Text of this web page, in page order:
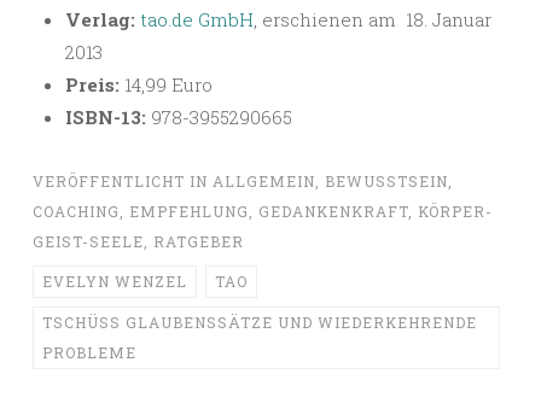
Verlag: tao.de GmbH, erschienen am 18. Januar
2013
Preis: 14,99 Euro
ISBN-13: 978-3955290665
VERÖFFENTLICHT IN ALLGEMEIN BEWUSSTSEIN
COACHING
EMPFEHLUNG GEDANKENKRAFT KÖRPER-
GEIST-SEELE
RATGEBER
EVELYN WENZEL TAO
TSCHÜSS GLAUBENSSÄTZE UND WIEDERKEHRENDE
PROBLEME